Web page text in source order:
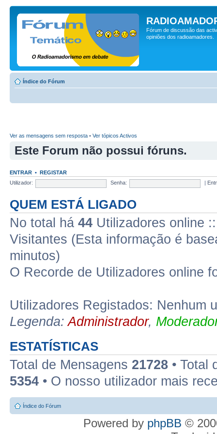
Fórum de discussão das
opiniões dos radioamadores.
Índice do Fórum
Ver as mensagens sem resposta • Ver tópicos Activos
Este Forum não possui fóruns.
ENTRAR • REGISTAR
Utilizador:
Senha:
QUEM ESTÁ LIGADO
No total há 44 Utilizadores online
Visitantes (Esta informação é
minutos)
O Recorde de Utilizadores online
Utilizadores Registados: Nenhum
Legenda:Administrador,
ESTATÍSTICAS
Total de Mensagens 21728 • Total
5354 • O nosso utilizador mais
Índice do Fórum
Powered by phpBB ©